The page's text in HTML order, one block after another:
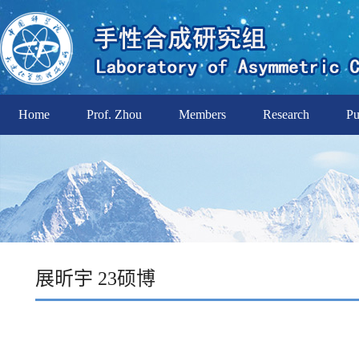
Home Prof. Zhou Members Research
展昕宇 23硕博